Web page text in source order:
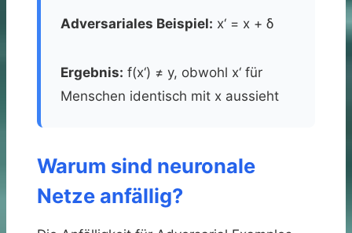
Adversariales Beispiel: x‘ = x + δ
Ergebnis: f(x‘) ≠ y, obwohl x‘ für
Menschen identisch mit x aussieht
Warum sind neuronale
Netze anfällig?